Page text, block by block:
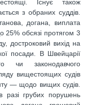
Існує також
з обраних суддів.
догана, виплата
25% обсязі протягом 3
достроковий вихід на
посади. В Швейцарії
чи законодавчого
вищестоящих судів
— щодо вищих судів.
разі грубих порушень